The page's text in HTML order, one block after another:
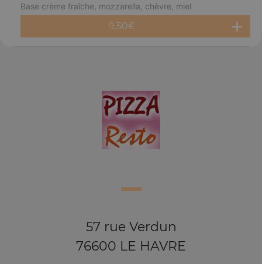
Base crème fraîche, mozzarella, chèvre, miel
9.50€
57 rue Verdun
76600 LE HAVRE